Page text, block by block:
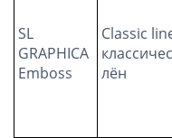
SL
GRAPHICA
Emboss
Classic
лён